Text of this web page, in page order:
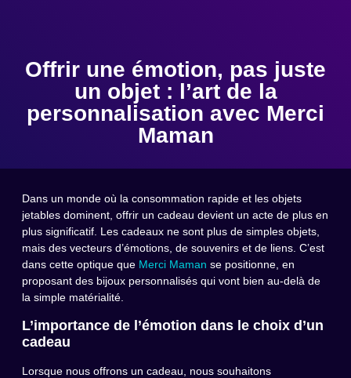
Offrir une émotion, pas juste
un objet : l’art de la
personnalisation avec Merci
Maman
Dans un monde où la consommation rapide et les objets
jetables dominent, offrir un cadeau devient un acte de plus en
plus significatif. Les cadeaux ne sont plus de simples objets,
mais des vecteurs d’émotions, de souvenirs et de liens. C’est
dans cette optique que Merci Maman se positionne, en
proposant des bijoux personnalisés qui vont bien au-delà de
la simple matérialité.
L’importance de l’émotion dans le choix d’un
cadeau
Lorsque nous offrons un cadeau, nous souhaitons